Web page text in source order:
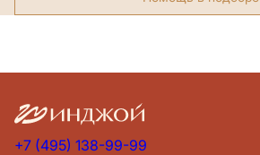
+7 (495) 138-99-99